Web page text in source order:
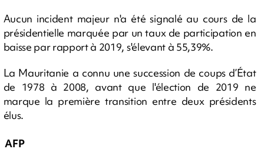
Aucun incident majeur n'a été signalé au cours de la
présidentielle marquée par un taux de participation en
baisse par rapport à 2019, s'élevant à 55,39%.
La Mauritanie a connu une succession de coups d’État
de 1978 à 2008, avant que l'élection de 2019 ne
marque la première transition entre deux présidents
élus.
AFP